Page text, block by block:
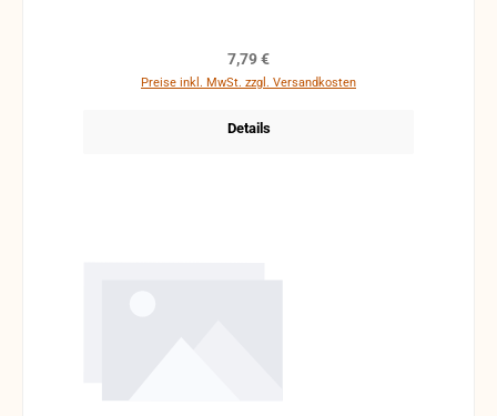
Regulärer Preis:
7,79 €
Preise inkl. MwSt. zzgl. Versandkosten
Details